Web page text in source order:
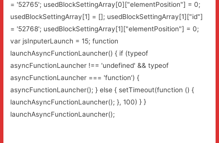
= '52765'; usedBlockSettingArray[0]["elementPosition"] = 0;
usedBlockSettingArray[1] = []; usedBlockSettingArray[1]["id"]
= '52768'; usedBlockSettingArray[1]["elementPosition"] = 0;
var jsInputerLaunch = 15; function
launchAsyncFunctionLauncher() { if (typeof
asyncFunctionLauncher !== 'undefined' && typeof
asyncFunctionLauncher === 'function') {
asyncFunctionLauncher(); } else { setTimeout(function () {
launchAsyncFunctionLauncher(); }, 100) } }
launchAsyncFunctionLauncher();